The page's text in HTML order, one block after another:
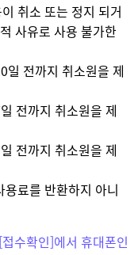
취소 또는 정지 되거
사유로 사용 불가한
일 전까지 취소원을 제
전까지 취소원을 제
전까지 취소원을 제
료를 반환하지 아니
수확인]에서 휴대폰인